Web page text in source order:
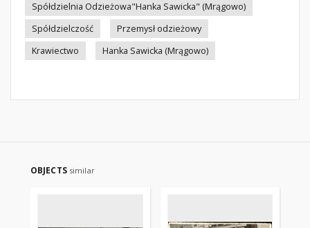
Spółdzielnia Odzieżowa"Hanka Sawicka" (Mrągowo)
Spółdzielczość
Przemysł odzieżowy
Krawiectwo
Hanka Sawicka (Mrągowo)
OBJECTS similar